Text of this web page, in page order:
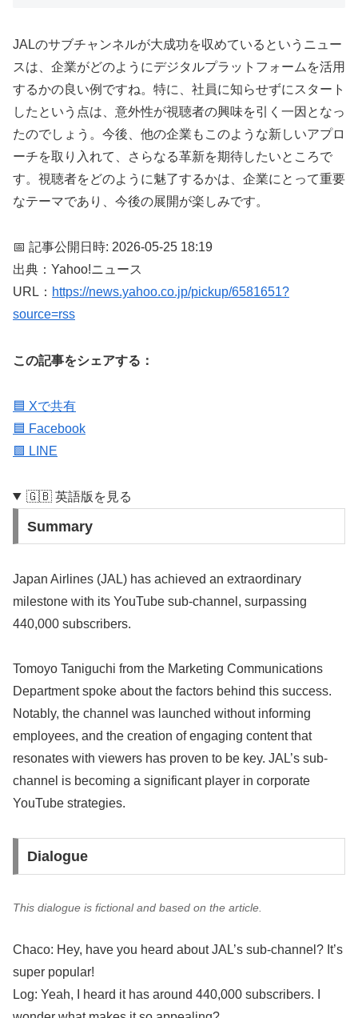
JALのサブチャンネルが大成功を収めているというニュー
スは、企業がどのようにデジタルプラットフォームを活用
するかの良い例ですね。特に、社員に知らせずにスタート
したという点は、意外性が視聴者の興味を引く一因となっ
たのでしょう。今後、他の企業もこのような新しいアプロ
ーチを取り入れて、さらなる革新を期待したいところで
す。視聴者をどのように魅了するかは、企業にとって重要
なテーマであり、今後の展開が楽しみです。
📅 記事公開日時: 2026-05-25 18:19
出典：Yahoo!ニュース
URL： https://news.yahoo.co.jp/pickup/6581651?
source=rss
この記事をシェアする：
🟦 Xで共有
🟦 Facebook
🟩 LINE
🇬🇧 英語版を見る
Summary
Japan Airlines (JAL) has achieved an extraordinary
milestone with its YouTube sub-channel, surpassing
440,000 subscribers.
Tomoyo Taniguchi from the Marketing Communications
Department spoke about the factors behind this success.
Notably, the channel was launched without informing
employees, and the creation of engaging content that
resonates with viewers has proven to be key. JAL’s sub-
channel is becoming a significant player in corporate
YouTube strategies.
Dialogue
This dialogue is fictional and based on the article.
Chaco: Hey, have you heard about JAL’s sub-channel? It’s
super popular!
Log: Yeah, I heard it has around 440,000 subscribers. I